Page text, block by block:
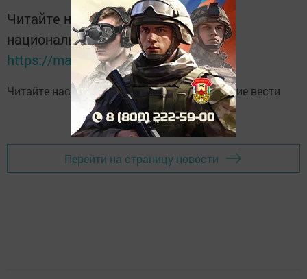
Читайте новости Татарстана в
национальном мессенджере MАХ:
https://max.ru/tatmedia
Читайте нас в Telegram-каналеВысокогорские вести
Перейти на страницу новости